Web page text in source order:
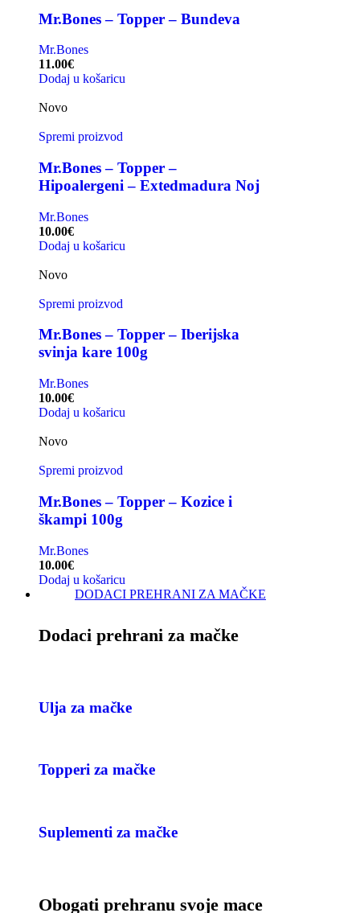
Mr.Bones – Topper – Bundeva
Mr.Bones
11.00€
Dodaj u košaricu
Novo
Spremi proizvod
Mr.Bones – Topper –
Hipoalergeni – Extedmadura Noj
Mr.Bones
10.00€
Dodaj u košaricu
Novo
Spremi proizvod
Mr.Bones – Topper – Iberijska
svinja kare 100g
Mr.Bones
10.00€
Dodaj u košaricu
Novo
Spremi proizvod
Mr.Bones – Topper – Kozice i
škampi 100g
Mr.Bones
10.00€
Dodaj u košaricu
DODACI PREHRANI ZA MAČKE
Dodaci prehrani za mačke
Ulja za mačke
Topperi za mačke
Suplementi za mačke
Obogati prehranu svoje mace